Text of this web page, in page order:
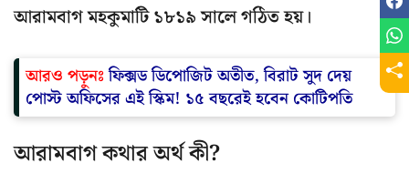
আরামবাগ মহকুমাটি ১৮১৯ সালে গঠিত হয়।
আরও পড়ুনঃফিক্সড ডিপোজিট অতীত, বিরাট সুদ দেয়
পোস্ট অফিসের এই স্কিম! ১৫ বছরেই হবেন কোটিপতি
আরামবাগ কথার অর্থ কী?